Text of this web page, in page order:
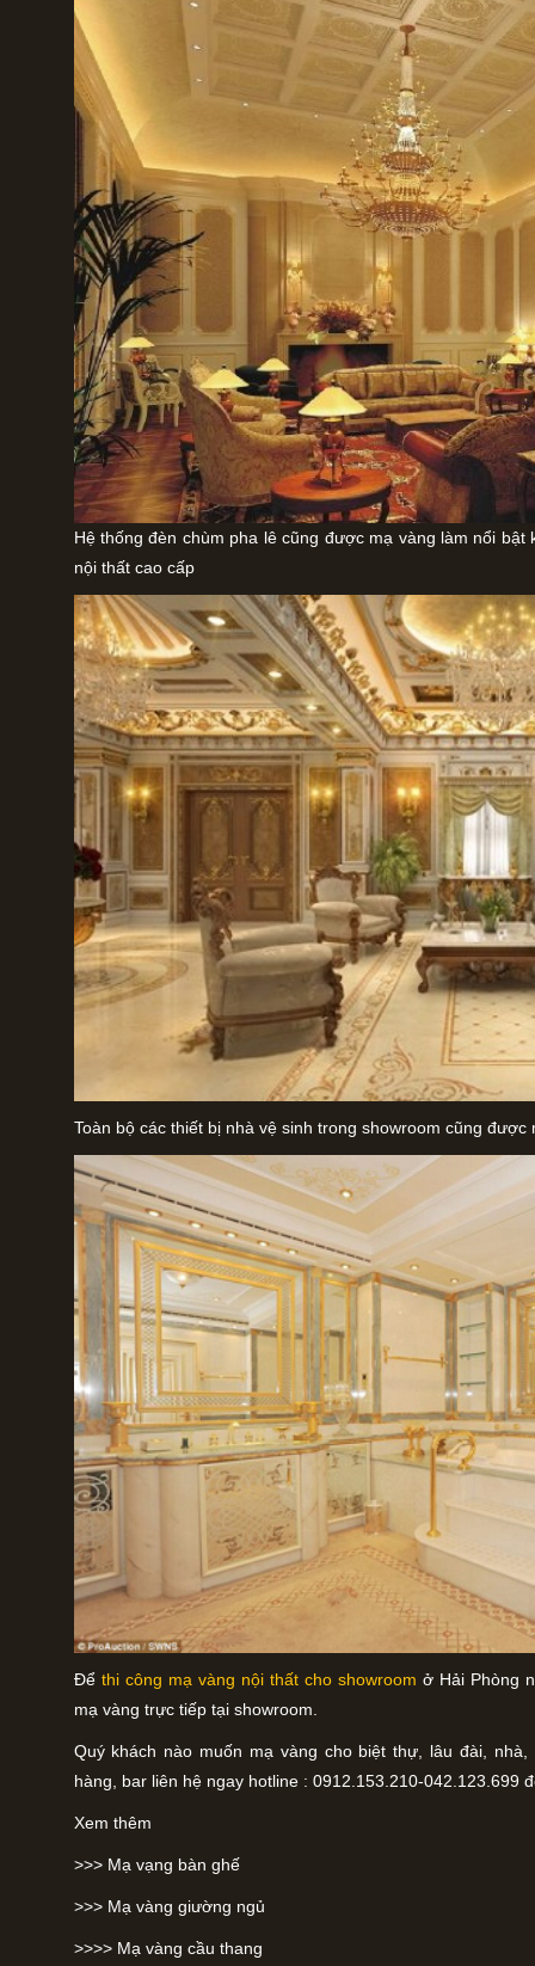
Hệ thống đèn chùm pha lê cũng được mạ vàng làm nổi
nội thất cao cấp
Toàn bộ các thiết bị nhà vệ sinh trong showroom cũng được
Để thi công mạ vàng nội thất cho showroom ở Hải Phòng
mạ vàng trực tiếp tại showroom.
Quý khách nào muốn mạ vàng cho biệt thự, lâu đài,
hàng, bar liên hệ ngay hotline : 0912.153.210-042.123.699
Xem thêm
>>> Mạ vạng bàn ghế
>>> Mạ vàng giường ngủ
>>>> Mạ vàng cầu thang